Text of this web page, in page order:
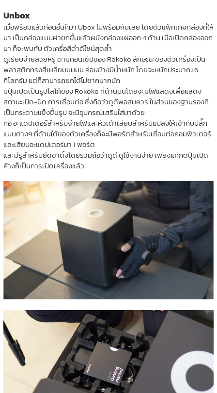
Unbox
เมื่อพร้อมแล้วก่อนอื่นก็มา Ubox ไปพร้อมกันเลย โดยตัวแพ็คเกจกล่องที่ให้
มา เป็นกล่องแบบฝายกขึ้นแล้วผนังกล่องแผ่ออก 4 ด้าน เมื่อเปิดกล่องออก
มา ก็จะพบกับ ตัวเครื่อสีดำดีไซน์สุดล้ำ
ดูเรียบง่ายสวยหรู ตามคอนเซ็ปของ Rokoko ลักษณะของตัวเครื่องเป็น
พลาสติกทรงสี่เหลี่ยมมุมมน ค่อนข้างมีน้ำหนัก โดยจะหนักประมาณ 6
กิโลกรัม แต่ก็สามารถยกได้ไม่ยากมากนัก
มีปุ่มเปิดเป็นรูปโลโก้ของ Rokoko ที่ด้านบนโดยจะมีไฟแสดงเพื่อแสดง
สถานะเปิด-ปิด การเชื่อมต่อ ซึ่งถือว่าดูดีพอสมควร ในส่วนของฐานรองที่
เป็นกระดาษแข็งขึ้นรูป จะมีอุปกรณ์เสริมใส่มาด้วย
คือ อะแดปเตอร์สำหรับจ่ายไฟและหัวเต้าเสียบสำหรับแปลงให้เข้ากับปลั๊ก
แบบต่างๆ ที่ด้านใต้ของตัวเครื่องก็จะมีพอร์ตสำหรับเชื่อมต่อคอมพิวเตอร์
และเสียบอะแดปเตอร์มา 1 พอร์ต
และมีรูสำหรับยึดขาตั้งโดยรวมถือว่าดูดี ดูใช้งานง่าย เพียงแค่กดปุ่มเปิด
ค้างก็เป็นการเปิดเครื่องแล้ว